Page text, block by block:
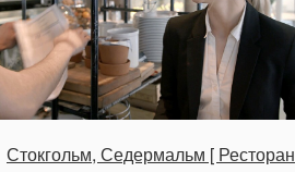
Стокгольм, Седермальм [ Ресторан